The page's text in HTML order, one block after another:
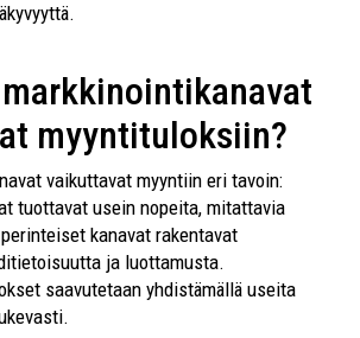
myyntituloksiin?
vaikuttavat myyntiin eri tavoin:
tuottavat usein nopeita, mitattavia
kanavat rakentavat
ja luottamusta.
saavutetaan yhdistämällä useita